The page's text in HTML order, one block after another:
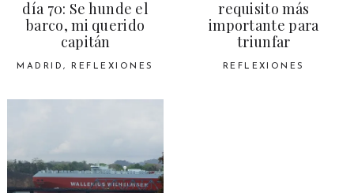
día 70: Se hunde el
barco, mi querido
capitán
MADRID, REFLEXIONES
requisito más
importante para
triunfar
REFLEXIONES